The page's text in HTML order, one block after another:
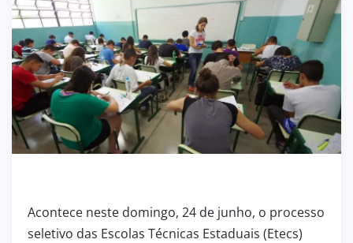
Acontece neste domingo, 24 de junho, o processo
seletivo das Escolas Técnicas Estaduais (Etecs)